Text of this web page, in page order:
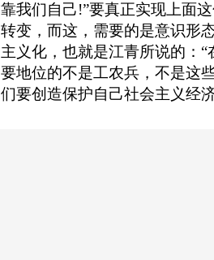
靠我们自己!”要真正实现上面
转变，而这，需要的是意识形
主义化，也就是江青所说的：
要地位的不是工农兵，不是这
们要创造保护自己社会主义经